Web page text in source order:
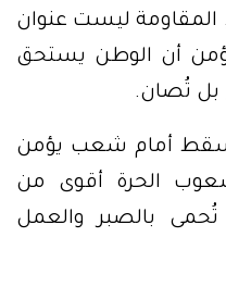
المقاومة ليست عنوان
أن الوطن يستحق
بل تُصان.
تسقط أمام شعب يؤمن
الحرة أقوى من
تُحمى بالصبر والعمل